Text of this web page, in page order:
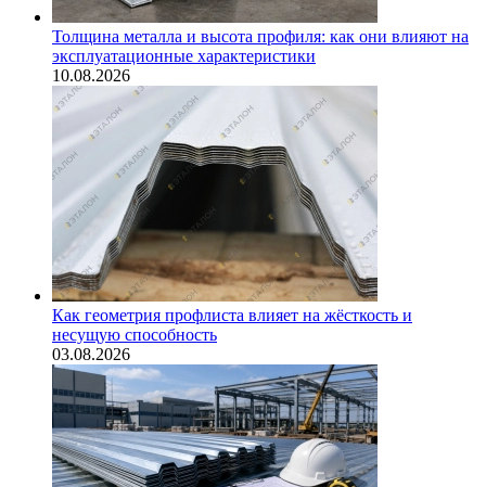
Толщина металла и высота профиля: как они влияют на
эксплуатационные характеристики
10.08.2026
Как геометрия профлиста влияет на жёсткость и
несущую способность
03.08.2026